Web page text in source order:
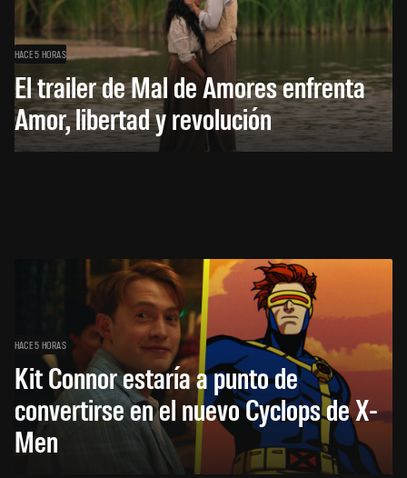
HACE 5 HORAS
El trailer de Mal de Amores enfrenta
Amor, libertad y revolución
HACE 5 HORAS
Kit Connor estaría a punto de
convertirse en el nuevo Cyclops de X-
Men